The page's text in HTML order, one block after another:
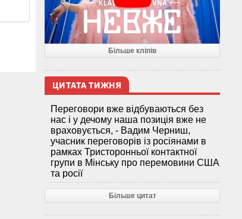
Більше кліпів
ЦИТАТА ТИЖНЯ
Переговори вже відбуваються без
нас і у дечому наша позиція вже не
враховується, - Вадим Черниш,
учасник переговорів із росіянами в
рамках Тристоронньої контактної
групи в Мінську про перемовини США
та росії
Більше цитат